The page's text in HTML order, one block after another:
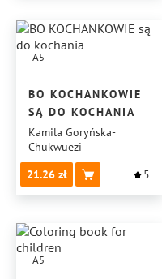
A5
BO KOCHANKOWIE
SĄ DO KOCHANIA
Kamila Goryńska-
Chukwuezi
21.26
5
A5